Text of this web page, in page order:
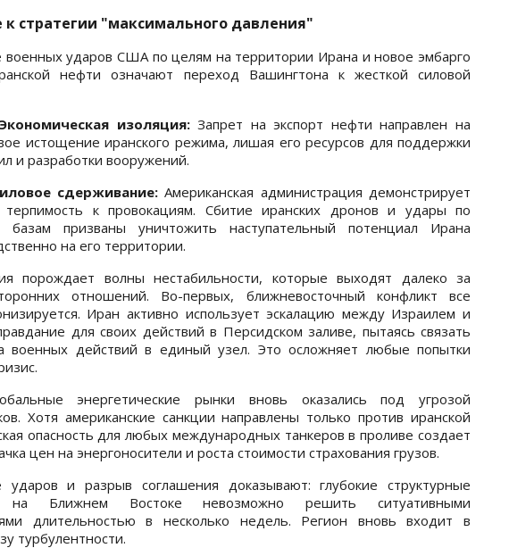
стратегии "максимального давления"
военных ударов США по целям на территории Ирана и новое эмбарго
нефти означают переход Вашингтона к жесткой силовой
Экономическая изоляция:Запрет на экспорт нефти направлен на
истощение иранского режима, лишая его ресурсов для поддержки
и разработки вооружений.
сдерживание: Американская администрация демонстрирует
терпимость к провокациям. Сбитие иранских дронов и удары по
базам призваны уничтожить наступательный потенциал Ирана
на его территории.
порождает волны нестабильности, которые выходят далеко за
отношений. Во-первых, ближневосточный конфликт все
Иран активно использует эскалацию между Израилем и
для своих действий в Персидском заливе, пытаясь связать
военных действий в единый узел. Это осложняет любые попытки
энергетические рынки вновь оказались под угрозой
Хотя американские санкции направлены только против иранской
опасность для любых международных танкеров в проливе создает
цен на энергоносители и роста стоимости страхования грузов.
ударов и разрыв соглашения доказывают: глубокие структурные
на Ближнем Востоке невозможно решить ситуативными
длительностью в несколько недель. Регион вновь входит в
турбулентности.